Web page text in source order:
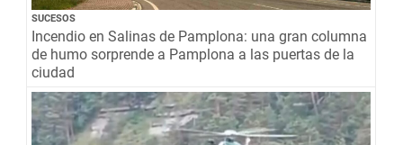
SUCESOS
Incendio en Salinas de Pamplona: una gran columna
de humo sorprende a Pamplona a las puertas de la
ciudad